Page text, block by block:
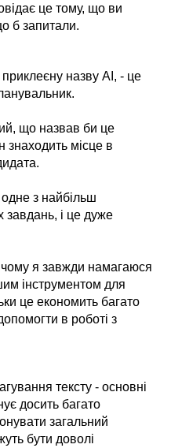
це тому, що ви
б запитали.
назву AI, - це
що назвав би це
знаходить місце в
з найбільш
завдань, і це дуже
я завжди намагаюся
інструментом для
це економить багато
в роботі з
тексту - основні
досить багато
загальний
бути доволі